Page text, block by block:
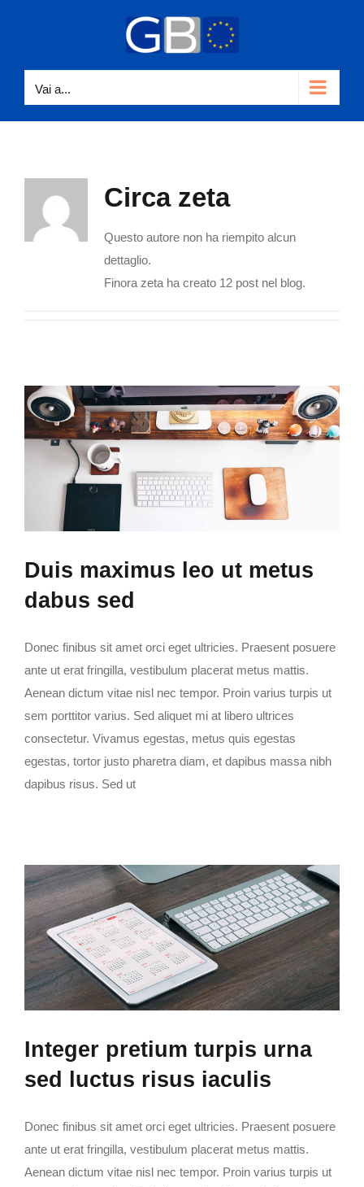
Vai a...
Circa zeta
Questo autore non ha riempito alcun
dettaglio.
Finora zeta ha creato 12 post nel blog.
Duis maximus leo ut metus
dabus sed
Donec finibus sit amet orci eget ultricies. Praesent posuere
ante ut erat fringilla, vestibulum placerat metus mattis.
Aenean dictum vitae nisl nec tempor. Proin varius turpis ut
sem porttitor varius. Sed aliquet mi at libero ultrices
consectetur. Vivamus egestas, metus quis egestas
egestas, tortor justo pharetra diam, et dapibus massa nibh
dapibus risus. Sed ut
Integer pretium turpis urna
sed luctus risus iaculis
Donec finibus sit amet orci eget ultricies. Praesent posuere
ante ut erat fringilla, vestibulum placerat metus mattis.
Aenean dictum vitae nisl nec tempor. Proin varius turpis ut